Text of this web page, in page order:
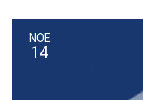
ΝΟΕ
14